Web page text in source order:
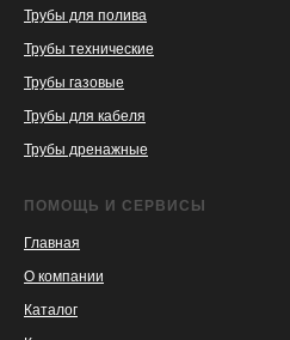
Трубы для полива
Трубы технические
Трубы газовые
Трубы для кабеля
Трубы дренажные
ПОМОЩЬ И СЕРВИСЫ
Главная
О компании
Каталог